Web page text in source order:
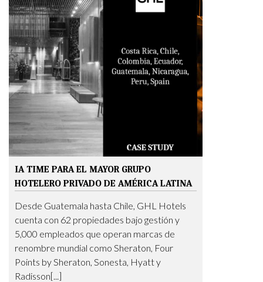
IA TIME PARA EL MAYOR GRUPO
HOTELERO PRIVADO DE AMÉRICA LATINA
Desde Guatemala hasta Chile, GHL Hotels
cuenta con 62 propiedades bajo gestión y
5,000 empleados que operan marcas de
renombre mundial como Sheraton, Four
Points by Sheraton, Sonesta, Hyatt y
Radisson[...]